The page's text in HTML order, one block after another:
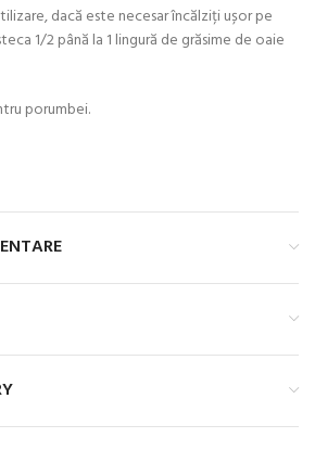
dacă este necesar încălziți ușor pe
1/2 până la 1 lingură de grăsime de oaie
porumbei.